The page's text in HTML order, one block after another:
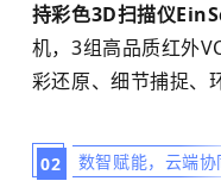
持彩色3D扫描仪
机，3组高品质红外
彩还原、细节捕捉、
02 数智赋能，云端协